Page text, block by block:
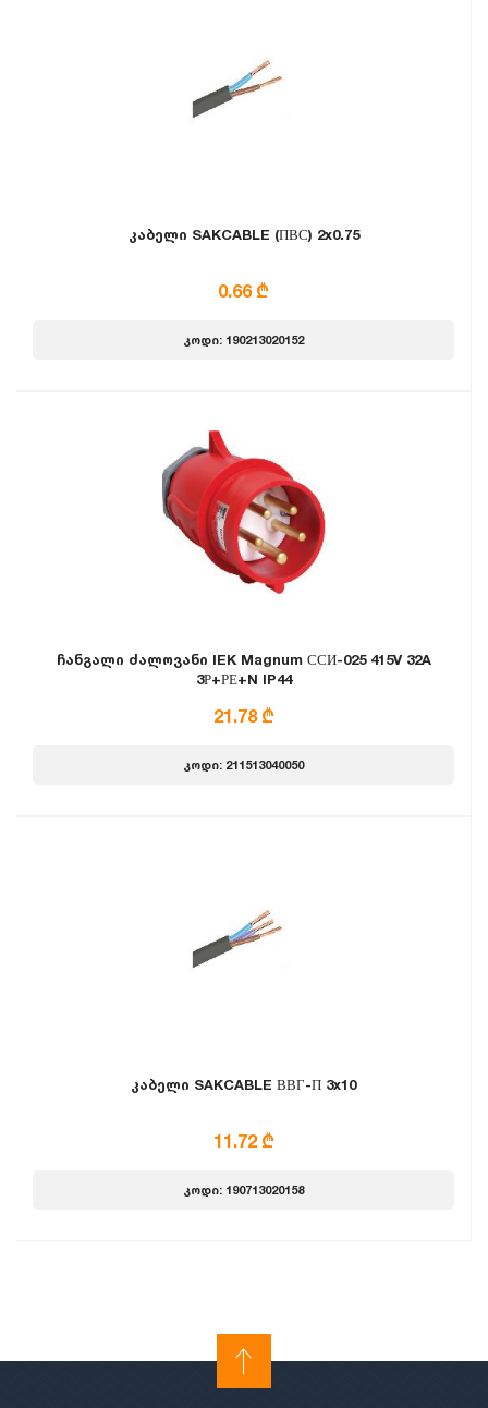
კაბელი SAKCABLE (ПВС) 2x0.75
0.66 ₾
კოდი: 190213020152
ჩანგალი ძალოვანი IEK Magnum ССИ-025 415V 32A
3Р+РЕ+N IP44
21.78 ₾
კოდი: 211513040050
კაბელი SAKCABLE ВВГ-П 3x10
11.72 ₾
კოდი: 190713020158